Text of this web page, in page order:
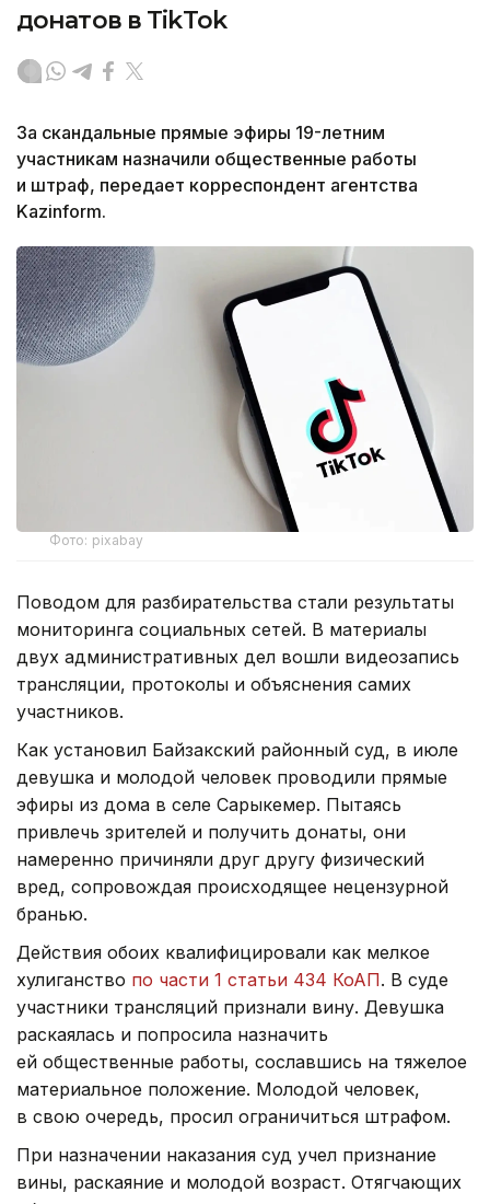
донатов в TikTok
За скандальные прямые эфиры 19-летним
участникам назначили общественные работы
и штраф, передает корреспондент агентства
Kazinform.
Фото: pixabay
Поводом для разбирательства стали результаты
мониторинга социальных сетей. В материалы
двух административных дел вошли видеозапись
трансляции, протоколы и объяснения самих
участников.
Как установил Байзакский районный суд, в июле
девушка и молодой человек проводили прямые
эфиры из дома в селе Сарыкемер. Пытаясь
привлечь зрителей и получить донаты, они
намеренно причиняли друг другу физический
вред, сопровождая происходящее нецензурной
бранью.
Действия обоих квалифицировали как мелкое
хулиганство по части 1 статьи 434 КоАП. В суде
участники трансляций признали вину. Девушка
раскаялась и попросила назначить
ей общественные работы, сославшись на тяжелое
материальное положение. Молодой человек,
в свою очередь, просил ограничиться штрафом.
При назначении наказания суд учел признание
вины, раскаяние и молодой возраст. Отягчающих